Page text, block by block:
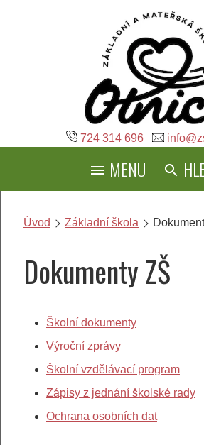
724 314 696
MENU
Úvod Základní škola
Dokumenty ZŠ
Školní dokumenty
Výroční zprávy
Školní vzdělávací program
Zápisy z jednání školské rady
Ochrana osobních dat